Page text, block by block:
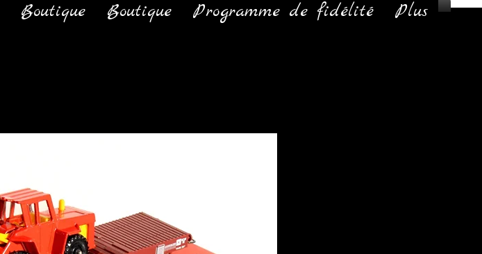
Boutique Boutique Programme de fidélité Plus